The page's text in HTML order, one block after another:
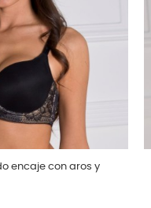
encaje con aros y